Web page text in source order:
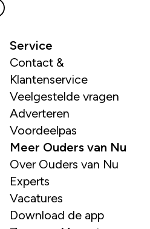
Service
Contact &
Klantenservice
Veelgestelde vragen
Adverteren
Voordeelpas
Meer Ouders van Nu
Over Ouders van Nu
Experts
Vacatures
Download de app